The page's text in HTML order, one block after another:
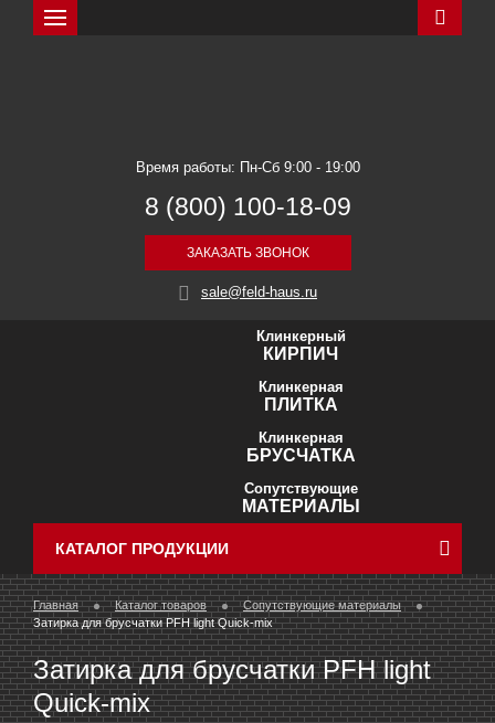
Feldhaus Klinker
Время работы: Пн-Сб 9:00 - 19:00
8 (800) 100-18-09
ЗАКАЗАТЬ ЗВОНОК
sale@feld-haus.ru
КАТАЛОГ ПРОДУКЦИИ
Клинкерный
КИРПИЧ
Клинкерная
ПЛИТКА
Клинкерная
БРУСЧАТКА
Сопутствующие
МАТЕРИАЛЫ
Главная Каталог товаров
Сопутствующие материалы
Затирка для брусчатки PFH light Quick-mix
Затирка для брусчатки PFH light
Quick-mix